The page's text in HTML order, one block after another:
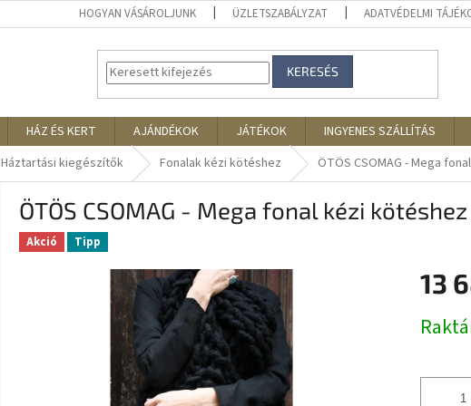
HOGYAN VÁSÁROLJUNK ÜZLETSZABÁLYZAT ADATVÉDELMI
KERESÉS
HÁZ ÉS KERT AJÁNDÉKOK JÁTÉKOK INGYENES SZÁLLÍTÁS
Háztartási kiegészítők Fonalak kézi kötéshez ÖTÖS CSOMAG - Mega
ÖTÖS CSOMAG - Mega fonal kézi
Akció Tipp
13